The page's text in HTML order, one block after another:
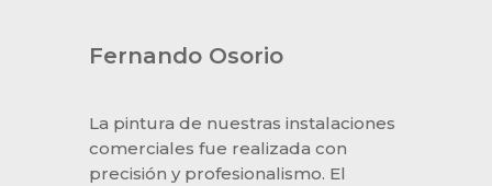
Fernando Osorio
La pintura de nuestras instalaciones
comerciales fue realizada con
precisión y profesionalismo. El